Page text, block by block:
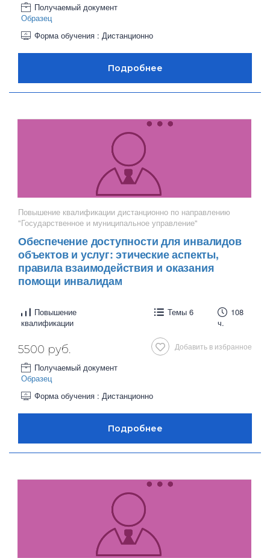
Получаемый документ
Образец
Форма обучения : Дистанционно
Повышение квалификации дистанционно по направлению
"Государственное и муниципальное управление"
Обеспечение доступности для инвалидов
объектов и услуг: этические аспекты,
правила взаимодействия и оказания
помощи инвалидам
Повышение
квалификации
Темы 6
108
ч.
Добавить в избранное
5500 руб.
Получаемый документ
Образец
Форма обучения : Дистанционно